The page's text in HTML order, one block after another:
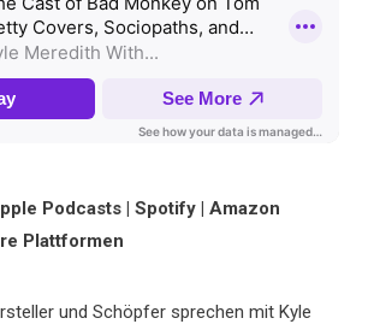
Podcasts | Spotify | Amazon
Plattformen
und Schöpfer sprechen mit Kyle